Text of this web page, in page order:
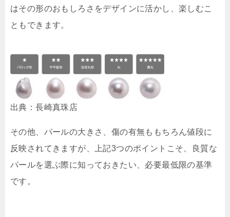
はその形のおもしろさをデザインに活かし、楽しむこ
ともできます。
出典：長崎真珠店
その他、パールの大きさ、傷の有無ももちろん値段に
反映されてきますが、上記3つのポイントこそ、良質な
パールを選ぶ際に知っておきたい、必要最低限の基準
です。